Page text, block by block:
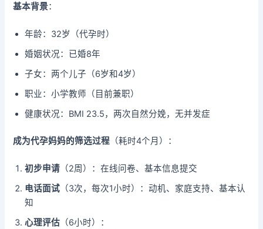
基本背景：
年龄：32岁（代孕时）
婚姻状况：已婚8年
子女：两个儿子（6岁和4岁）
职业：小学教师（目前兼职）
健康状况：BMI 23.5，两次自然分娩，无并发症
成为代孕妈妈的筛选过程 （耗时4个月）：
初步申请 （2周）：在线问卷、基本信息提交
电话面试 （3次，每次1小时）：动机、家庭支持、基本认
知
心理评估 （6小时）：